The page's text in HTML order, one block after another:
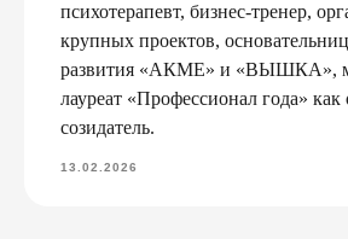
психотерапевт, бизнес-тренер,
крупных проектов,
развития «АКМЕ» и «ВЫШКА»,
лауреат «Профессионал года» как
созидатель.
13.02.2026